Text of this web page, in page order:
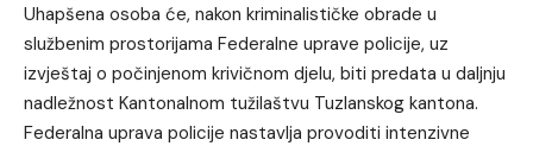
Uhapšena osoba će, nakon kriminalističke obrade u
službenim prostorijama Federalne uprave policije, uz
izvještaj o počinjenom krivičnom djelu, biti predata u daljnju
nadležnost Kantonalnom tužilaštvu Tuzlanskog kantona.
Federalna uprava policije nastavlja provoditi intenzivne